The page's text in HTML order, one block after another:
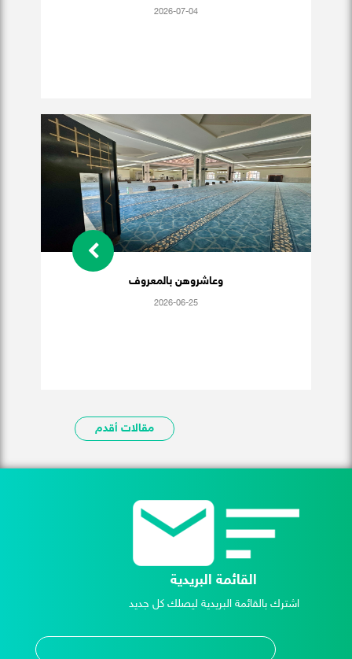
2026-07-04
وعاشروهن بالمعروف
2026-06-25
مقالات أقدم
القائمة البريدية
اشترك بالقائمة البريدية ليصلك كل جديد